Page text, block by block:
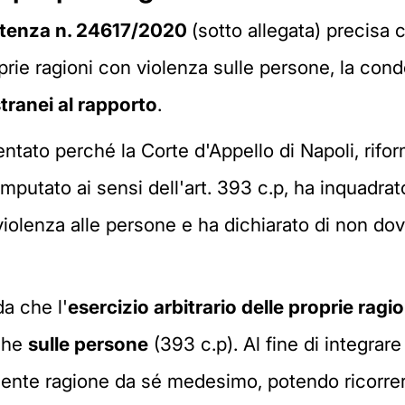
n. 24617/2020 (sotto allegata) precisa
ragioni con violenza sulle persone, la
al rapporto.
perché la Corte d'Appello di Napoli,
ai sensi dell'art. 393 c.p, ha
alle persone e ha dichiarato di non
che l'esercizio arbitrario delle proprie
sulle persone (393 c.p). Al fine di
ragione da sé medesimo, potendo